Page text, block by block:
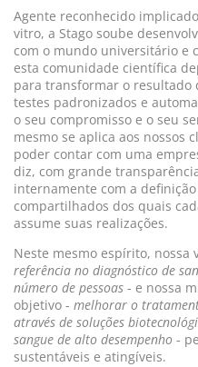
Agente reconhecido
vitro, a Stago soube
com o mundo universitário e
esta comunidade científica
para transformar o resultado
testes padronizados e
o seu compromisso e o seu
mesmo se aplica aos nossos
poder contar com uma
diz, com grande
internamente com a
compartilhados dos quais
assume suas realizações.
Neste mesmo espírito, nossa
referência no diagnóstico de
número de pessoas - e nossa
objetivo - melhorar o
através de soluções
sangue de alto desempenho -
sustentáveis e atingíveis.